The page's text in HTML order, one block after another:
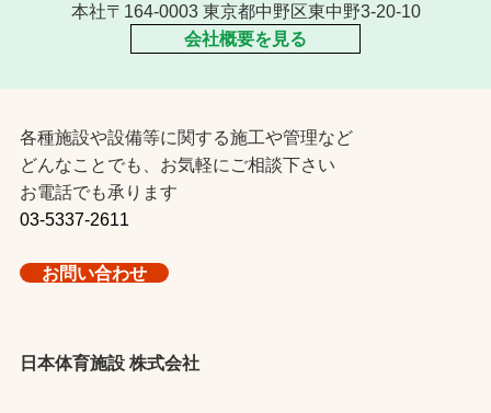
本社〒164-0003 東京都中野区東中野3-20-10
会社概要を見る
各種施設や設備等に関する施工や管理など
どんなことでも、お気軽にご相談下さい
お電話でも承ります
03-5337-2611
お問い合わせ
日本体育施設 株式会社